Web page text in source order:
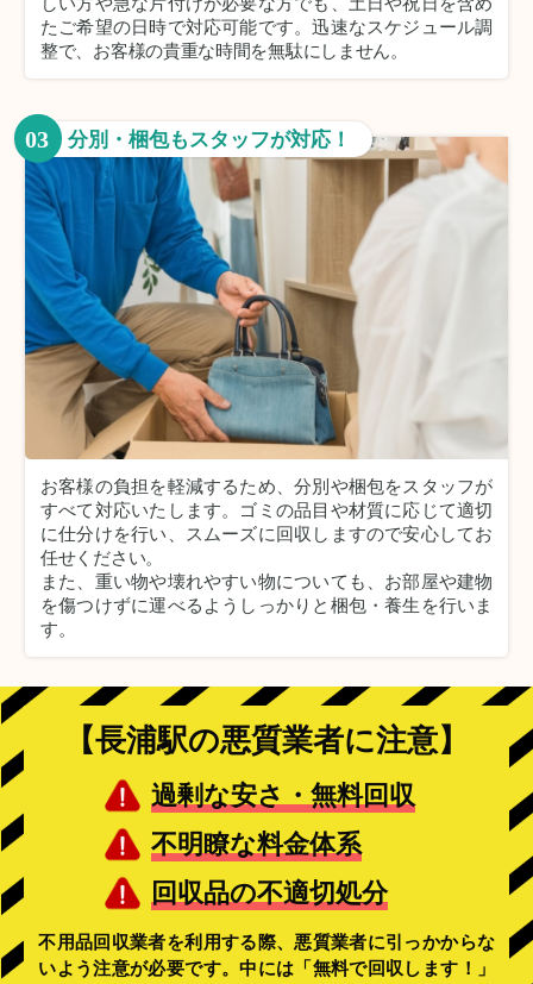
たご希望の日時で対応可能です。迅速なスケジュール調
整で、お客様の貴重な時間を無駄にしません。
03 分別・梱包もスタッフが対応！
お客様の負担を軽減するため、分別や梱包をスタッフが
すべて対応いたします。 ゴミの品目や材質に応じて適切
に仕分けを行い、スムーズに回収しますので安心してお
任せください。
また、重い物や壊れやすい物についても、お部屋や建物
を傷つけずに運べるようしっかりと梱包・養生を行いま
す。
【長浦駅の悪質業者に注意】
過剰な安さ・無料回収
不明瞭な料金体系
回収品の不適切処分
不用品回収業者を利用する際、悪質業者に引っかからな
いよう注意が必要です。中には「無料で回収します！」